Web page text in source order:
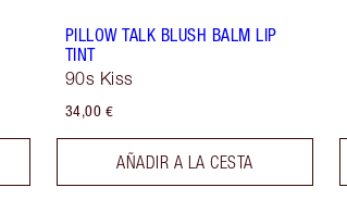
PILLOW TALK BLUSH BALM LIP
TINT
90s Kiss
34,00 €
AÑADIR A LA CESTA